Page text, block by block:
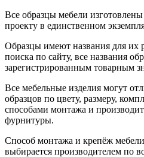
Все образцы мебели
проекту в единственном
Образцы имеют названия для их
поиска по сайту, все названия
зарегистрированным товарным
Все мебельные изделия могут
образцов по цвету, размеру,
способами монтажа и
фурнитуры.
Способ монтажа и крепёж
выбирается производителем по